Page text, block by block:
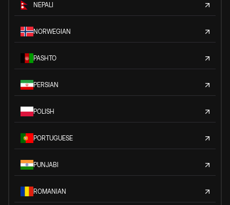
NEPALI
NORWEGIAN
PASHTO
PERSIAN
POLISH
PORTUGUESE
PUNJABI
ROMANIAN